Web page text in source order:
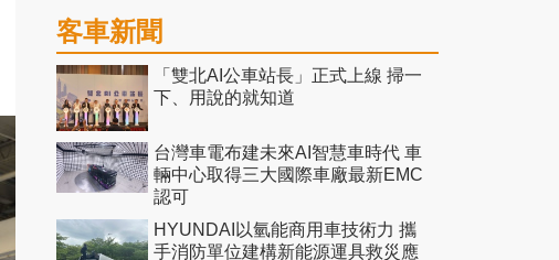
客車新聞
「雙北AI公車站長」正式上線 掃一
下、用說的就知道
台灣車電布建未來AI智慧車時代 車
輛中心取得三大國際車廠最新EMC
認可
HYUNDAI以氫能商用車技術力 攜
手消防單位建構新能源運具救災應